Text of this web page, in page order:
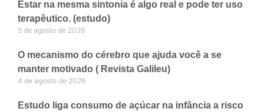
Estar na mesma sintonia é algo real e pode ter uso
terapêutico. (estudo)
5 de agosto de 2026
O mecanismo do cérebro que ajuda você a se
manter motivado ( Revista Galileu)
4 de agosto de 2026
Estudo liga consumo de açúcar na infância a risco